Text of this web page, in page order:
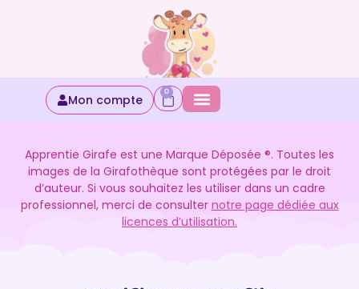
Mon compte
0
Apprentie Girafe est une Marque Déposée ®. Toutes les
images de la Girafothèque sont protégées par le droit
d’auteur. Si vous souhaitez les utiliser dans un cadre
professionnel, merci de consulter notre page dédiée aux
licences d’utilisation.